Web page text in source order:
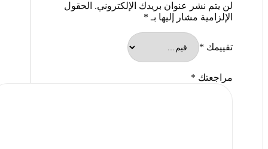
لن يتم نشر عنوان بريدك الإلكتروني. الحقول
الإلزامية مشار إليها بـ *
تقييمك *
مراجعتك *